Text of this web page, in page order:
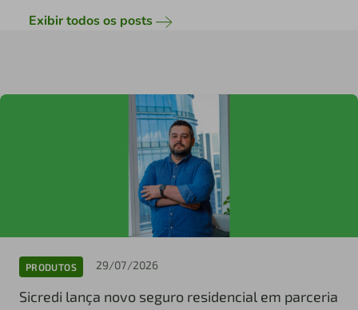
Exibir todos os posts
PRODUTOS 29/07/2026
Sicredi lança novo seguro residencial em parceria